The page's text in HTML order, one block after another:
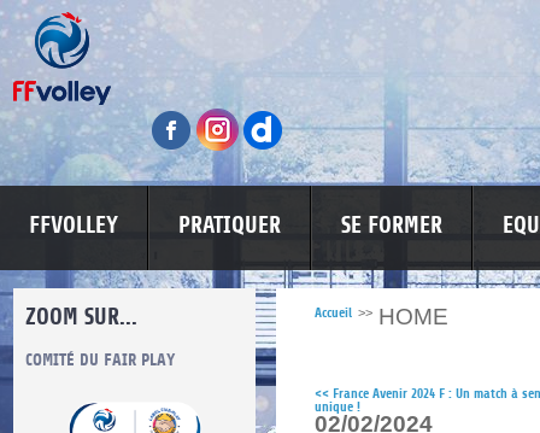
FFVOLLEY PRATIQUER SE FORMER
ZOOM SUR...
COMITÉ DU FAIR PLAY LUTTE CONTRE LES VIOLENCES
Accueil >> HOME
<< France Avenir 2024 F : Un match à
unique !
02/02/2024